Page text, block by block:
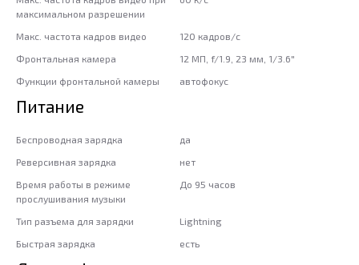
максимальном разрешении
Макс. частота кадров видео
120 кадров/с
Фронтальная камера
12 МП, f/1.9, 23 мм, 1/3.6"
Функции фронтальной камеры
автофокус
Питание
Беспроводная зарядка
да
Реверсивная зарядка
нет
Время работы в режиме
прослушивания музыки
До 95 часов
Тип разъема для зарядки
Lightning
Быстрая зарядка
есть